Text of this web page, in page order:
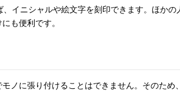
イニシャルや絵文字を刻印できます。ほか
も便利です。
ノに張り付けることはできません。そのため